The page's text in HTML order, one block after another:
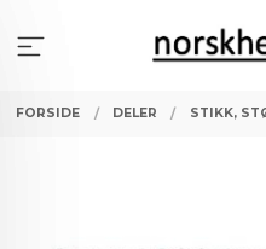
innholdet
FORSIDE DELER STIKK,